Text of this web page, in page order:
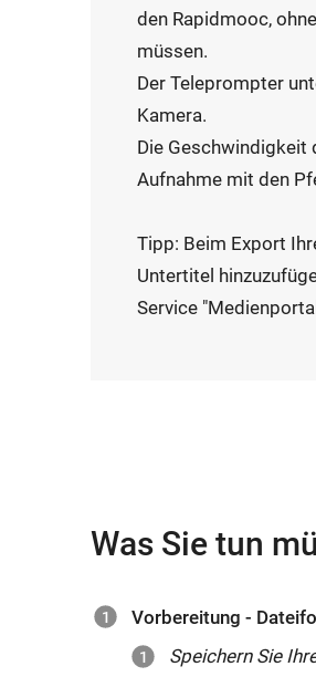
den Rapidmooc,
müssen.
Der Teleprompter
Kamera.
Die Geschwindigkeit
Aufnahme mit den
Tipp: Beim Export
Untertitel
Service
Was Sie tun
Vorbereitung -
Speichern Sie